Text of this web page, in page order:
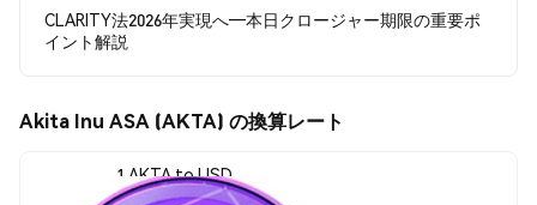
CLARITY法2026年実現へ―本日クロージャー期限の重要ポ
イント解説
Akita Inu ASA (AKTA) の換算レート
1 AKTA to USD